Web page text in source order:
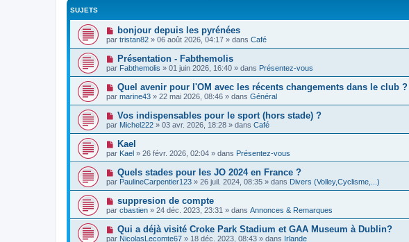
SUJETS
N
o
u
v
e
a
u
m
e
s
s
g
e
bonjour depuis les pyrénées
par tristan82 » 06 août 2026, 04:17 » dans Café
N
o
u
e
a
u
m
e
s
s
a
g
e
Présentation - Fabthemolis
par Fabthemolis » 01 juin 2026, 16:40 » dans Présentez-vous
N
o
u
v
a
u
m
e
s
s
a
g
e
Quel avenir pour l'OM avec les récents changements dans le club ?
par marine43 » 22 mai 2026, 08:46 » dans Général
N
o
u
v
e
a
u
m
e
s
a
g
e
Vos indispensables pour le sport (hors stade) ?
par Michel222 » 03 avr. 2026, 18:28 » dans Café
N
o
u
e
a
u
m
e
s
s
a
Kael
par Kael » 26 févr. 2026, 02:04 » dans Présentez-vous
N
o
u
e
a
u
m
e
Quels stades pour les JO 2024 en France ?
par PaulineCarpentier123 » 26 juil. 2024, 08:35 » dans Divers (Volley,Cyclisme,...)
N
o
u
e
suppresion de compte
par cbastien » 24 déc. 2023, 23:31 » dans Annonces & Remarques
N
o
Qui a déjà visité Croke Park Stadium et GAA Museum à Dublin?
par NicolasLecomte67 » 18 déc. 2023, 08:43 » dans Irlande